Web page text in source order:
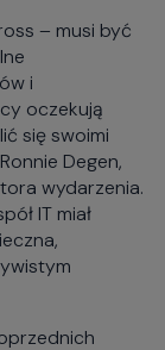
– musi być
i
oczekują
się swoimi
Degen,
wydarzenia.
IT miał